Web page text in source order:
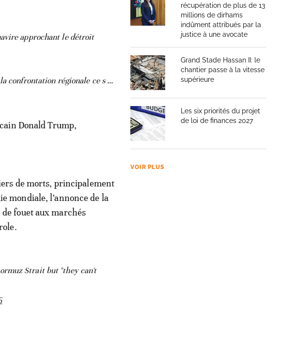
approchant le détroit
confrontation régionale ce s ...
Donald Trump,
de morts, principalement
mondiale, l’annonce de la
fouet aux marchés
Strait but "they can't
récupération de plus de 13
millions de dirhams
indûment attribués par la
justice à une avocate
Grand Stade Hassan II: le
chantier passe à la vitesse
supérieure
Les six priorités du projet
de loi de finances 2027
VOIR PLUS